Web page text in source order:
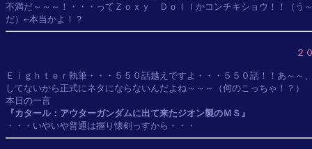
不満だ～～～！・・・ってＺｏｘｙ　Ｄｏｌｌかコンチキショウ！！（う
２
Ｅｉｇｈｔｅｒ執筆・・・５５０話越えですよ・・・５５０話！！あ～～
してないから正式にネタにならないんだよね～～～（何のこっちゃ！？）
『カタール：アウターガンダムに出て来たジオン製のＭＳ』